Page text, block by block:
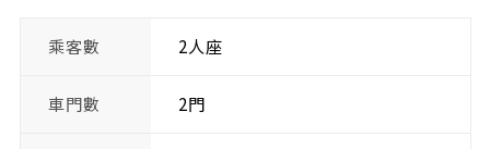
乘客數 2人座
車門數 2門